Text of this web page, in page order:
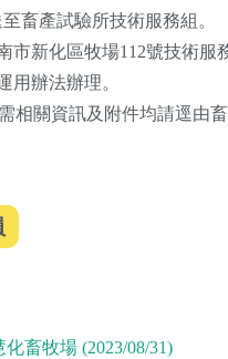
畜產試驗所技術服務組。
新化區牧場112號技術服
用辦法辦理。
相關資訊及附件均請逕由
畜牧場 (2023/08/31)